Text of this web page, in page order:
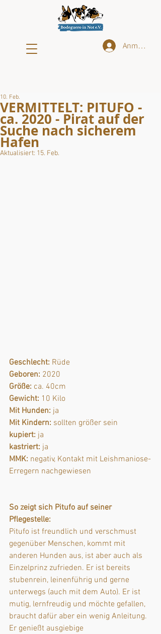
Anmelden
VERMITTELT: PITUFO -
ca. 2020 - Pirat auf der
Suche nach sicherem
Hafen
10. Feb.
Aktualisiert: 15. Feb.
Geschlecht: Rüde
Geboren: 2020
Größe: ca. 40cm
Gewicht: 10 Kilo
Mit Hunden: ja
Mit Kindern: sollten größer sein
kupiert: ja
kastriert: ja
MMK: negativ, Kontakt mit Leishmaniose-
Erregern nachgewiesen
So zeigt sich Pitufo auf seiner
Pflegestelle:
Pitufo ist freundlich und verschmust
gegenüber Menschen, kommt mit
anderen Hunden aus, ist aber auch als
Einzelprinz zufrieden. Er ist bereits
stubenrein, leinenführig und gerne
unterwegs (auch mit dem Auto). Er ist
mutig, lernfreudig und möchte gefallen,
braucht dafür aber ein wenig Anleitung.
Er genießt ausgiebige